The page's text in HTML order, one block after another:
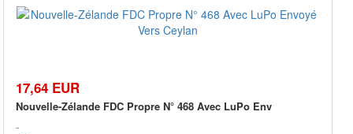
17,64 EUR
Nouvelle-Zélande FDC Propre N° 468 Avec LuPo Env